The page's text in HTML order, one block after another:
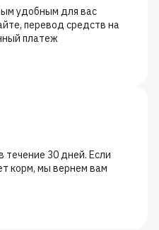
удобным для вас
перевод средств на
платеж
течение 30 дней. Если
корм, мы вернем вам